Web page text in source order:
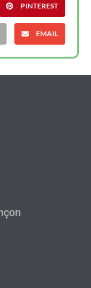
PINTEREST
EMAIL